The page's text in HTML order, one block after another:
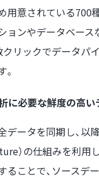
用意されている700
ョンやデータベース
クリックでデータパ
に必要な鮮度の高
データを同期し、以
）の仕組みを利用
ることで、ソースデ